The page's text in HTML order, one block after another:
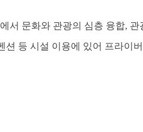
서 문화와 관광의 심층 융합,
등 시설 이용에 있어 프라이